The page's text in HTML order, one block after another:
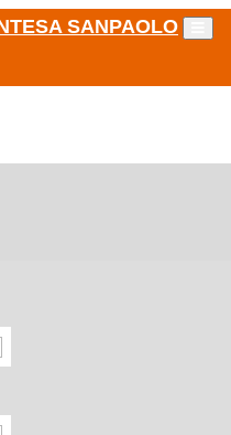
SANPAOLO